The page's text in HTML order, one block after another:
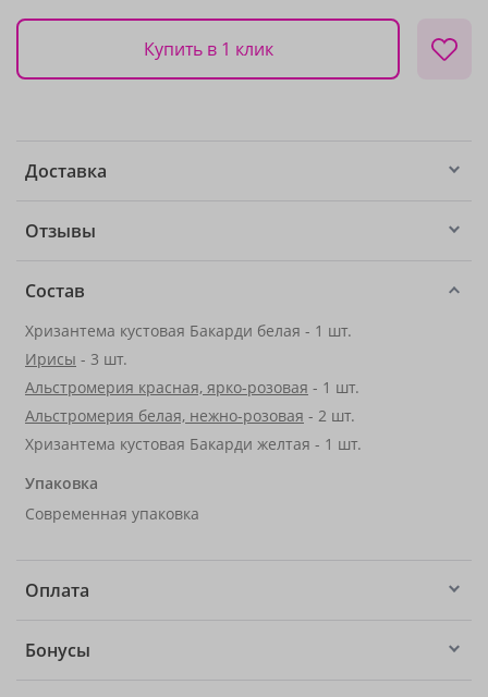
Купить в 1 клик
Доставка
Отзывы
Состав
Хризантема кустовая Бакарди белая - 1 шт.
Ирисы - 3 шт.
Альстромерия красная, ярко-розовая - 1 шт.
Альстромерия белая, нежно-розовая - 2 шт.
Хризантема кустовая Бакарди желтая - 1 шт.
Упаковка
Современная упаковка
Оплата
Бонусы